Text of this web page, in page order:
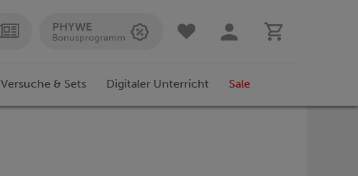
PHYWE
Bonusprogramm
Versuche & Sets Digitaler Unterricht Sale